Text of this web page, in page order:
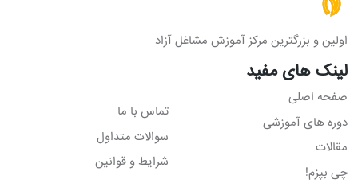
اولین و بزرگترین مرکز آموزش مشاغل آزاد
لینک های مفید
صفحه اصلی
دوره های آموزشی
مقالات
چی بپزم!
تماس با ما
سوالات متداول
شرایط و قوانین